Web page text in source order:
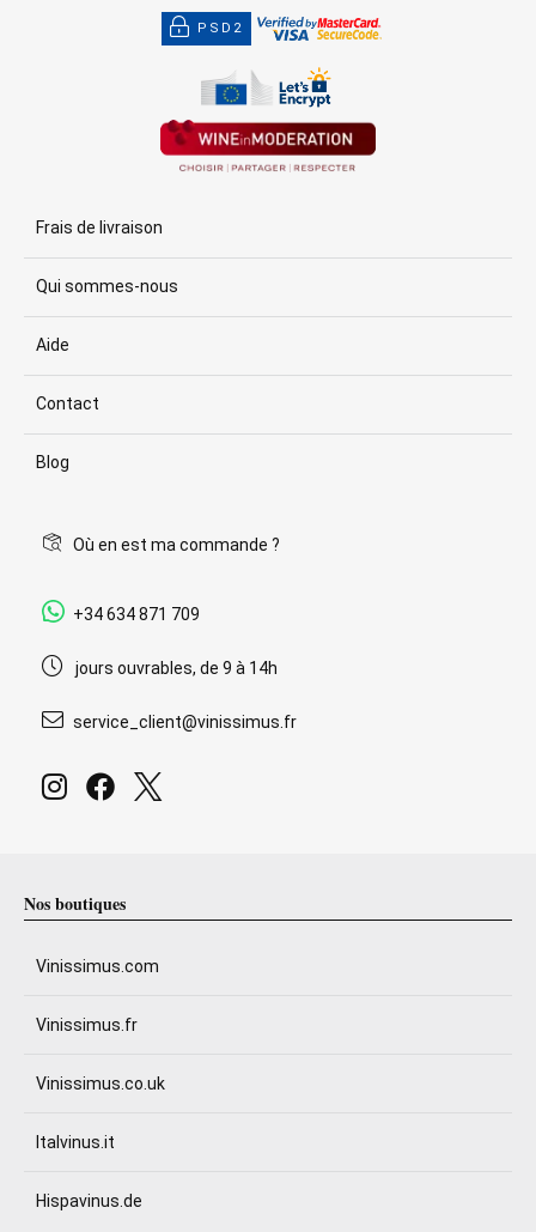
PSD2
Frais de livraison
Qui sommes-nous
Aide
Contact
Blog
Où en est ma commande ?
+34 634 871 709
jours ouvrables, de 9 à 14h
service_client@vinissimus.fr
Nos boutiques
Vinissimus.com
Vinissimus.fr
Vinissimus.co.uk
Italvinus.it
Hispavinus.de